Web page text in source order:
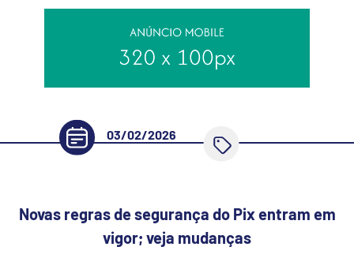
03/02/2026
Novas regras de segurança do Pix entram em
vigor; veja mudanças